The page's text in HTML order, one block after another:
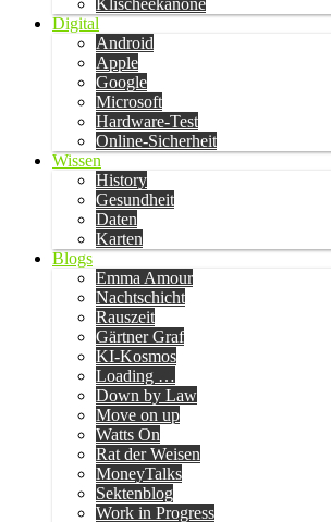
Klischeekanone
Digital
Android
Apple
Google
Microsoft
Hardware-Test
Online-Sicherheit
Wissen
History
Gesundheit
Daten
Karten
Blogs
Emma Amour
Nachtschicht
Rauszeit
Gärtner Graf
KI-Kosmos
Loading …
Down by Law
Move on up
Watts On
Rat der Weisen
MoneyTalks
Sektenblog
Work in Progress